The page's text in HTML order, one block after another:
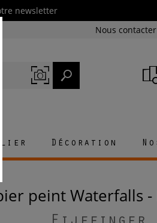
newsletter
Nous contacter
Décoration
peint Waterfalls